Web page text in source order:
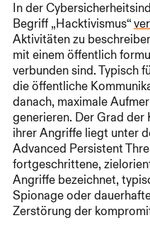
In der
Begriff „Hacktivismus“
Aktivitäten zu
mit einem öffentlich
verbunden sind. Typisch
die öffentliche
danach, maximale
generieren. Der Grad
ihrer Angriffe liegt unter
Advanced Persistent
fortgeschrittene,
Angriffe bezeichnet,
Spionage oder
Zerstörung der